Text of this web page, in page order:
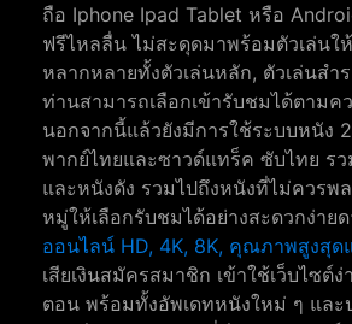
ถือ Iphone Ipad Tablet หรือ
ฟรีไหลลื่น ไม่สะดุดมาพร้อมตัวเล่นใ
หลากหลายทั้งตัวเล่นหลัก, ตัวเล่นสำ
ท่านสามารถเลือกเข้ารับชมได้ตามค
นอกจากนี้แล้วยังมีการใช้ระบบหนัง
พากย์ไทยและซาวด์แทร็ค ซับไทย ร
และหนังดัง รวมไปถึงหนังที่ไม่ควรพ
หมู่ให้เลือกรับชมได้อย่างสะดวกง่ายด
ออนไลน์ HD, 4K, 8K, คุณภาพสูงสุด
เสียเงินสมัครสมาชิก เข้าใช้เว็บไซต์
ตอน พร้อมทั้งอัพเดทหนังใหม่ ๆ และ